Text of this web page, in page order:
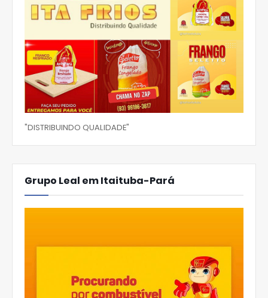
"DISTRIBUINDO QUALIDADE"
Grupo Leal em Itaituba-Pará